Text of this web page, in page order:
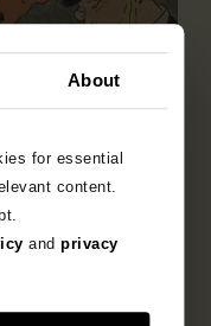
About
for essential
content.
andprivacy